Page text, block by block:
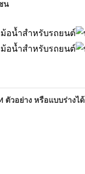
น
ตัวอย่าง หรือแบบร่างได้